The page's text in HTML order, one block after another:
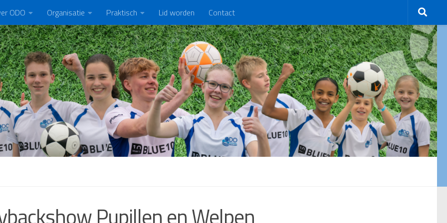
ODO Organisatie Praktisch Lid worden Contact
Pupillen en Welpen